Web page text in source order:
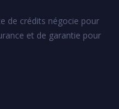
de crédits négocie pour
et de garantie pour